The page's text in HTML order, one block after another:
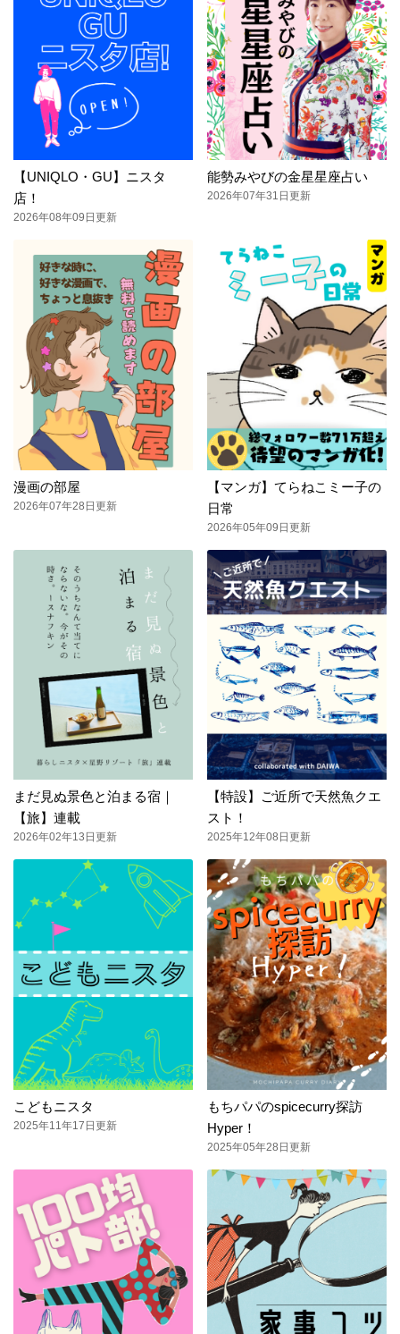
【UNIQLO・GU】ニスタ
店！
2026年08年09日更新
能勢みやびの金星星座占い
2026年07年31日更新
漫画の部屋
2026年07年28日更新
【マンガ】てらねこミー子の
日常
2026年05年09日更新
まだ見ぬ景色と泊まる宿｜
【旅】連載
2026年02年13日更新
【特設】ご近所で天然魚クエ
スト！
2025年12年08日更新
こどもニスタ
2025年11年17日更新
もちパパのspicecurry探訪
Hyper！
2025年05年28日更新